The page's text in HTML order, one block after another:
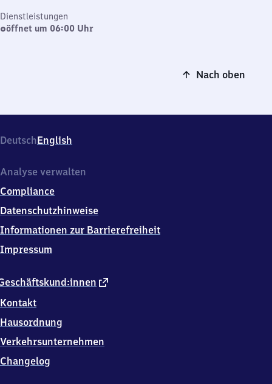
Dienstleistungen
öffnet um 06:00 Uhr
Nach oben
DeutschEnglish
externer
Kontakt
Hausordnung
Verkehrsunternehmen
Changelog
Analyse verwalten
Compliance
Datenschutzhinweise
Informationen zur Barrierefreiheit
Impressum